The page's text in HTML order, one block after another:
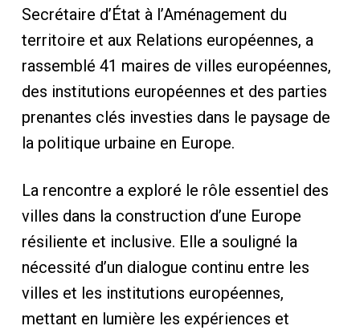
Secrétaire d’État à l’Aménagement du
territoire et aux Relations européennes, a
rassemblé 41 maires de villes européennes,
des institutions européennes et des parties
prenantes clés investies dans le paysage de
la politique urbaine en Europe.
La rencontre a exploré le rôle essentiel des
villes dans la construction d’une Europe
résiliente et inclusive. Elle a souligné la
nécessité d’un dialogue continu entre les
villes et les institutions européennes,
mettant en lumière les expériences et